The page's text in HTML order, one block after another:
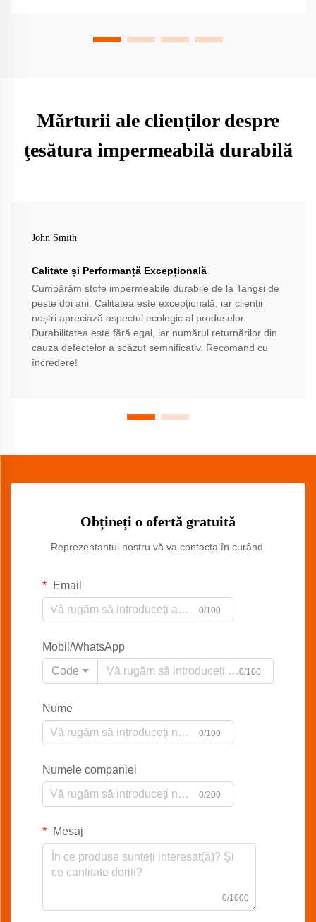
Mărturii ale clienţilor despre
ţesătura impermeabilă durabilă
John Smith
Calitate și Performanță Excepțională
Cumpărăm stofe impermeabile durabile de la Tangsi de
peste doi ani. Calitatea este excepțională, iar clienții
noștri apreciază aspectul ecologic al produselor.
Durabilitatea este fără egal, iar numărul returnărilor din
cauza defectelor a scăzut semnificativ. Recomand cu
încredere!
Obțineți o ofertă gratuită
Reprezentantul nostru vă va contacta în curând.
Email
0/100
Mobil/WhatsApp
Code
0/100
Nume
0/100
Numele companiei
0/200
Mesaj
0/1000